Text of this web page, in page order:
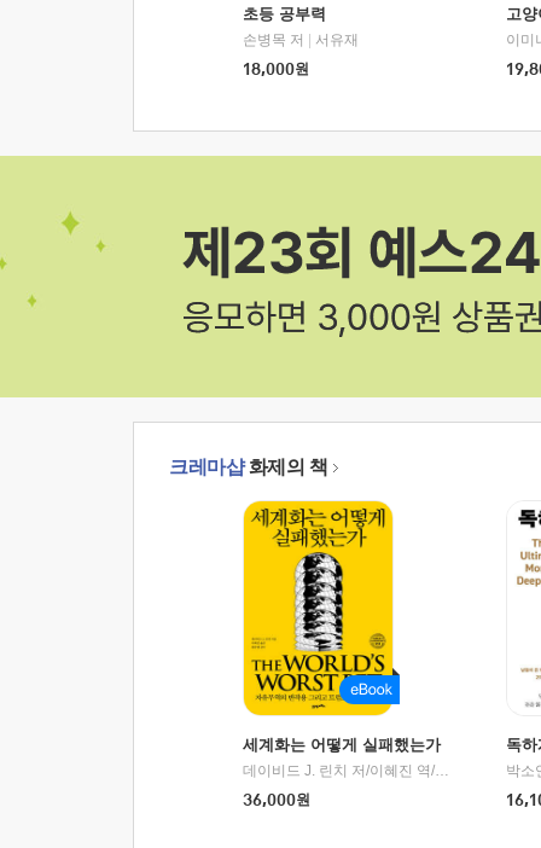
초등 공부력
손병목 저
서유재
18,000원
고
이미
크레마샵화제의 책
세계화는 어떻게 실패했는가
데이비드 J. 린치 저/이혜진 역/최준영 감수 | 21
36,000원
독
박소